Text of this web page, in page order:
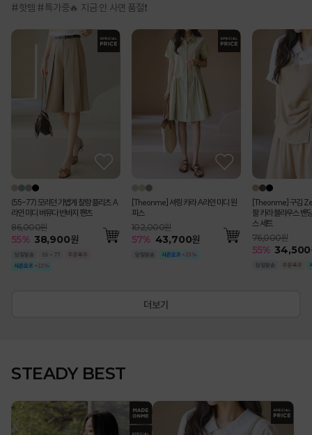
#핫템 #특가중🔥 지금 안 사면 품절❗
(55-77) 모리던 가볍게 찰랑 플리츠 A
라인 미디 버뮤다 반바지 팬츠
86,000원
55% 38,900원
[Theonme] 셔링 카라 A라인 미디 원
피스
102,000원
57% 43,700원
[Theonme] 구김
팔 카라 블라우스 밴
스 세트
76,000원
55% 34,500
더보기
STEADY BEST